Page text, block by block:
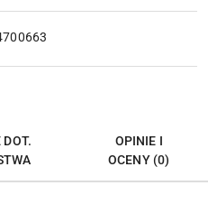
OPINIE I
OCENY (0)